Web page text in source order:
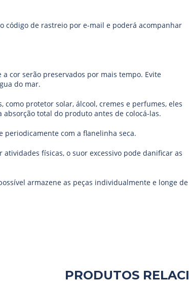
código de rastreio por e-mail e poderá acompanhar
cor serão preservados por mais tempo. Evite
do mar.
protetor solar, álcool, cremes e perfumes, eles
absorção total do produto antes de colocá-las.
periodicamente com a flanelinha seca.
físicas, o suor excessivo pode danificar as
armazene as peças individualmente e longe de
PRODUTOS